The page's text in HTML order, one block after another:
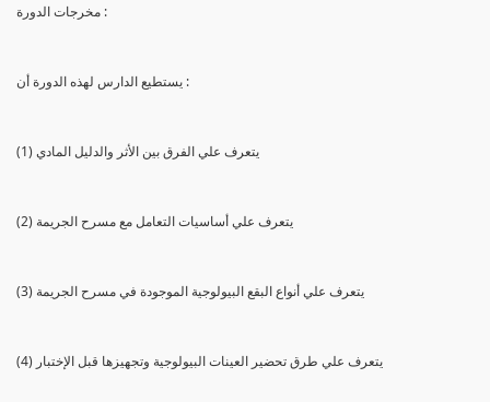
مخرجات الدورة :
يستطيع الدارس لهذه الدورة أن :
(1) يتعرف علي الفرق بين الأثر والدليل المادي
(2) يتعرف علي أساسيات التعامل مع مسرح الجريمة
(3) يتعرف علي أنواع البقع البيولوجية الموجودة في مسرح الجريمة
(4) يتعرف علي طرق تحضير العينات البيولوجية وتجهيزها قبل الإختبار